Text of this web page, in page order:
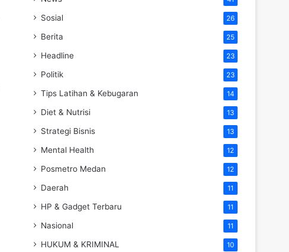
Sosial 26
Berita 25
Headline 23
Politik 23
Tips Latihan & Kebugaran 14
Diet & Nutrisi 13
Strategi Bisnis 13
Mental Health 12
Posmetro Medan 12
Daerah 11
HP & Gadget Terbaru 11
Nasional 11
HUKUM & KRIMINAL 10